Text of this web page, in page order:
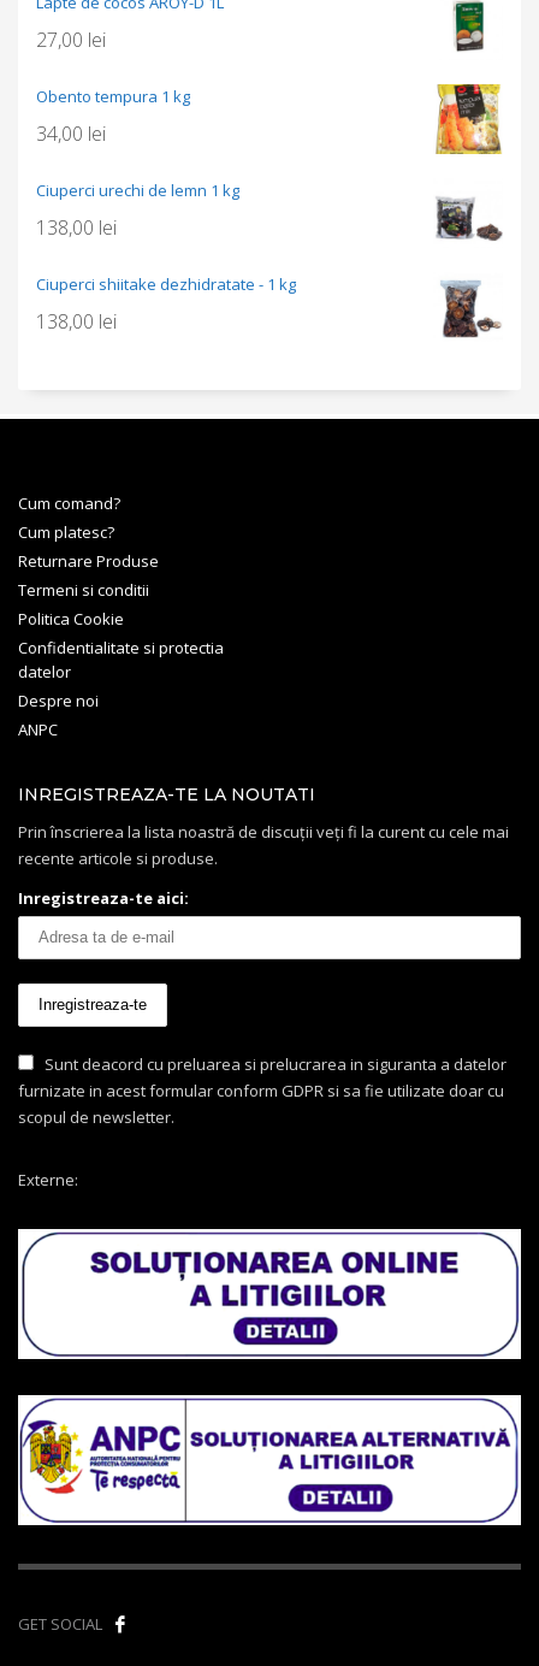
27,00 lei
Obento tempura 1 kg
34,00 lei
Ciuperci urechi de lemn 1 kg
138,00 lei
Ciuperci shiitake dezhidratate - 1 kg
138,00 lei
Cum comand?
Cum platesc?
Returnare Produse
Termeni si conditii
Politica Cookie
Confidentialitate si protectia
datelor
Despre noi
ANPC
INREGISTREAZA-TE LA NOUTATI
Prin înscrierea la lista noastră de discuții veți fi la curent cu cele mai
recente articole si produse.
Inregistreaza-te aici:
Sunt deacord cu preluarea si prelucrarea in siguranta a datelor
furnizate in acest formular conform GDPR si sa fie utilizate doar cu
scopul de newsletter.
Externe:
GET SOCIAL